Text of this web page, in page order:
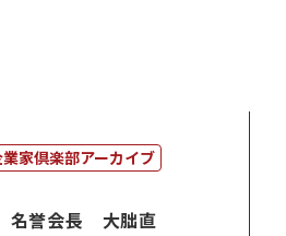
家倶楽部アーカイブ
名誉会長 大朏直